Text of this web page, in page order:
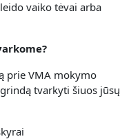
vaiko tėvai arba
prie VMA mokymo
tvarkyti šiuos jūsų